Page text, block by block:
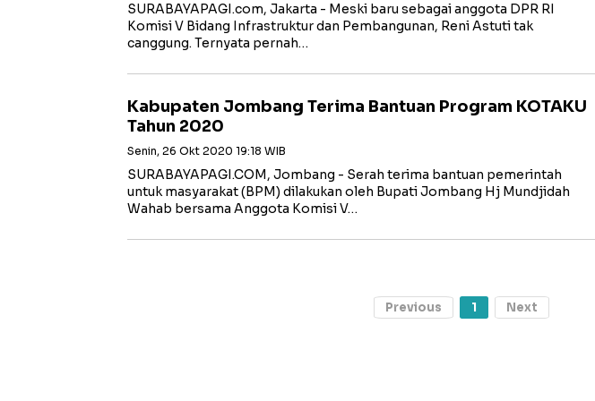
SURABAYAPAGI.com, Jakarta - Meski baru sebagai anggota DPR RI
Komisi V Bidang Infrastruktur dan Pembangunan, Reni Astuti tak
canggung. Ternyata pernah…
Kabupaten Jombang Terima Bantuan Program KOTAKU
Tahun 2020
Senin, 26 Okt 2020 19:18 WIB
SURABAYAPAGI.COM, Jombang - Serah terima bantuan pemerintah
untuk masyarakat (BPM) dilakukan oleh Bupati Jombang Hj Mundjidah
Wahab bersama Anggota Komisi V…
Previous 1 Next